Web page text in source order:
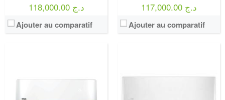
118,000.00 د.ج
Ajouter au comparatif
117,000.00 د.ج
Ajouter au comparatif